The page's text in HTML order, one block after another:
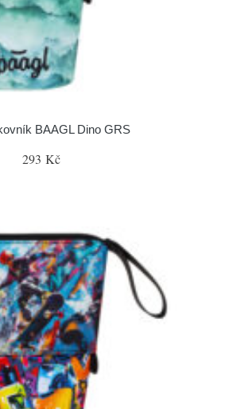
BAAGL Dino GRS
293 Kč